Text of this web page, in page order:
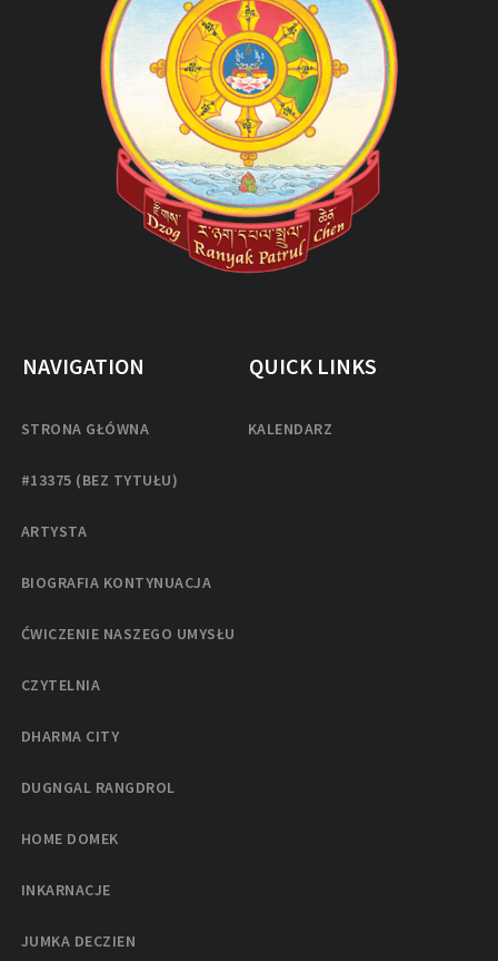
NAVIGATION
STRONA GŁÓWNA
#13375 (BEZ TYTUŁU)
ARTYSTA
BIOGRAFIA KONTYNUACJA
ĆWICZENIE NASZEGO UMYSŁU
CZYTELNIA
DHARMA CITY
DUGNGAL RANGDROL
HOME DOMEK
INKARNACJE
JUMKA DECZIEN
QUICK LINKS
KALENDARZ